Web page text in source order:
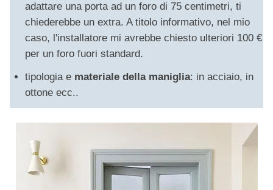
adattare una porta ad un foro di 75 centimetri, ti
chiederebbe un extra. A titolo informativo, nel mio
caso, l'installatore mi avrebbe chiesto ulteriori 100 €
per un foro fuori standard.
tipologia e materiale della maniglia: in acciaio, in
ottone ecc..